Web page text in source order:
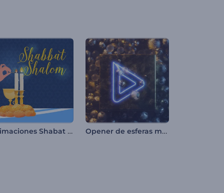
Animaciones Shabat Shalom Opener de esferas metálicas